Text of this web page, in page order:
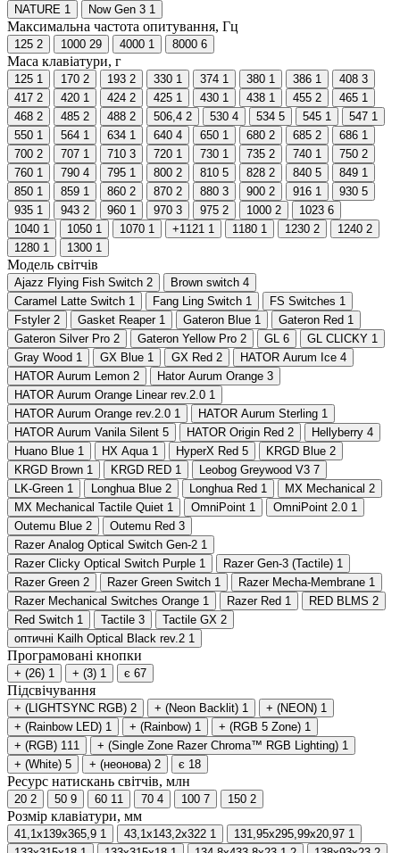
NATURE 1 Now Gen 3 1
Максимальна частота опитування, Гц
125 2 1000 29 4000 1 8000 6
Маса клавіатури, г
125 1 170 2 193 2 330 1 374 1 380 1 386 1 408 3
417 2 420 1 424 2 425 1 430 1 438 1 455 2 465 1
468 2 485 2 488 2 506,4 2 530 4 534 5 545 1 547 1
550 1 564 1 634 1 640 4 650 1 680 2 685 2 686 1
700 2 707 1 710 3 720 1 730 1 735 2 740 1 750 2
760 1 790 4 795 1 800 2 810 5 828 2 840 5 849 1
850 1 859 1 860 2 870 2 880 3 900 2 916 1 930 5
935 1 943 2 960 1 970 3 975 2 1000 2 1023 6
1040 1 1050 1 1070 1 +1121 1 1180 1 1230 2 1240 2
1280 1 1300 1
Модель світчів
Ajazz Flying Fish Switch 2 Brown switch 4
Caramel Latte Switch 1 Fang Ling Switch 1 FS Switches 1
Fstyler 2 Gasket Reaper 1 Gateron Blue 1 Gateron Red 1
Gateron Silver Pro 2 Gateron Yellow Pro 2 GL 6 GL CLICKY 1
Gray Wood 1 GX Blue 1 GX Red 2 HATOR Aurum Ice 4
HATOR Aurum Lemon 2 Hator Aurum Orange 3
HATOR Aurum Orange Linear rev.2.0 1
HATOR Aurum Orange rev.2.0 1 HATOR Aurum Sterling 1
HATOR Aurum Vanila Silent 5 HATOR Origin Red 2 Hellyberry 4
Huano Blue 1 HX Aqua 1 HyperX Red 5 KRGD Blue 2
KRGD Brown 1 KRGD RED 1 Leobog Greywood V3 7
LK-Green 1 Longhua Blue 2 Longhua Red 1 MX Mechanical 2
MX Mechanical Tactile Quiet 1 OmniPoint 1 OmniPoint 2.0 1
Outemu Blue 2 Outemu Red 3
Razer Analog Optical Switch Gen-2 1
Razer Clicky Optical Switch Purple 1 Razer Gen-3 (Tactile) 1
Razer Green 2 Razer Green Switch 1 Razer Mecha-Membrane 1
Razer Mechanical Switches Orange 1 Razer Red 1 RED BLMS 2
Red Switch 1 Tactile 3 Tactile GX 2
оптичні Kailh Optical Black rev.2 1
Програмовані кнопки
+ (26) 1 + (3) 1 є 67
Підсвічування
+ (LIGHTSYNC RGB) 2 + (Neon Backlit) 1 + (NEON) 1
+ (Rainbow LED) 1 + (Rainbow) 1 + (RGB 5 Zone) 1
+ (RGB) 111 + (Single Zone Razer Chroma™ RGB Lighting) 1
+ (White) 5 + (неонова) 2 є 18
Ресурс натискань світчів, млн
20 2 50 9 60 11 70 4 100 7 150 2
Розмір клавіатури, мм
41,1х139х365,9 1 43,1х143,2х322 1 131,95x295,99x20,97 1